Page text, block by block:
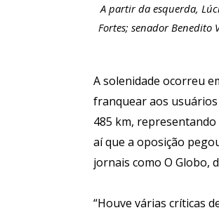
A partir da esquerda,
Fortes; senador Benedito
A solenidade ocorreu
franquear aos
485 km, representando
aí que a oposição
jornais como O Globo,
“Houve várias críticas